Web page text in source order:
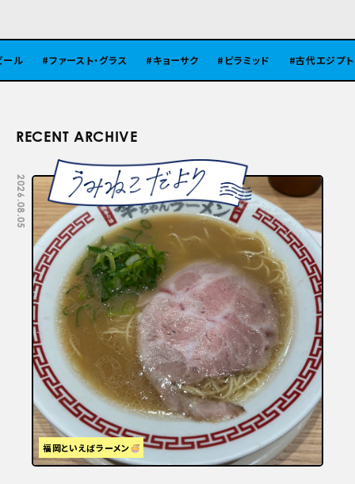
ファースト・グラス キョーサク ピラミッド 古代エジプト
RECENT ARCHIVE
2026.08.05
福岡といえばラーメン